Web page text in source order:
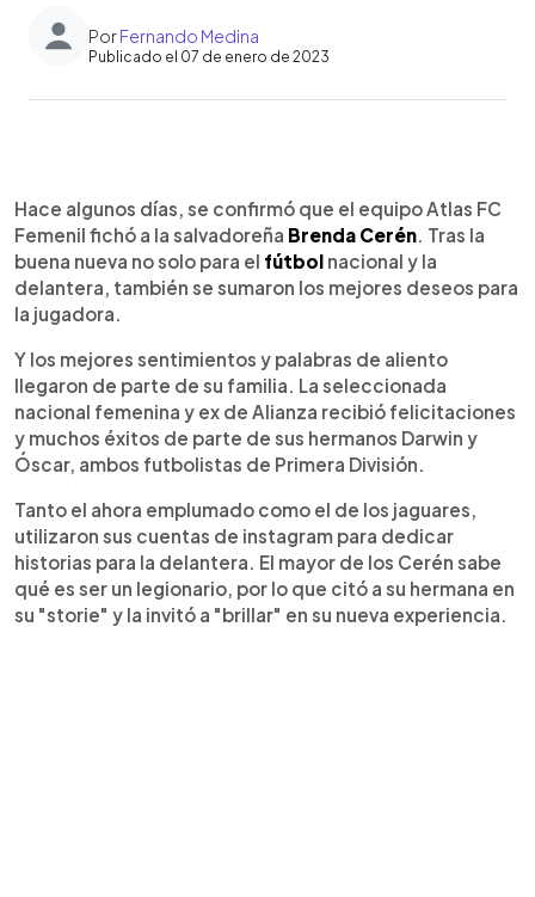
PorFernando Medina
Publicado el 07 de enero de 2023
► Escuchar artículo
Hace algunos días, se confirmó que el equipo Atlas FC
Femenil fichó a la salvadoreña Brenda Cerén. Tras la
buena nueva no solo para el fútbol nacional y la
delantera, también se sumaron los mejores deseos para
la jugadora.
Y los mejores sentimientos y palabras de aliento
llegaron de parte de su familia. La seleccionada
nacional femenina y ex de Alianza recibió felicitaciones
y muchos éxitos de parte de sus hermanos Darwin y
Óscar, ambos futbolistas de Primera División.
Tanto el ahora emplumado como el de los jaguares,
utilizaron sus cuentas de instagram para dedicar
historias para la delantera. El mayor de los Cerén sabe
qué es ser un legionario, por lo que citó a su hermana en
su "storie" y la invitó a "brillar" en su nueva experiencia.